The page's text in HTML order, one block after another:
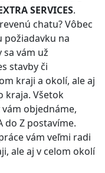
SERVICES.
chatu? Vôbec
požiadavku na
vám už
stavby či
kraji a okolí, ale aj
kraja. Všetok
objednáme,
do Z postavíme.
vám veľmi radi
, ale aj v celom okolí